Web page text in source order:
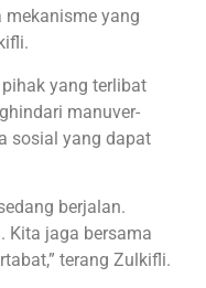
mekanisme yang
yang terlibat
manuver-
sosial yang dapat
berjalan.
Kita jaga bersama
terang Zulkifli.